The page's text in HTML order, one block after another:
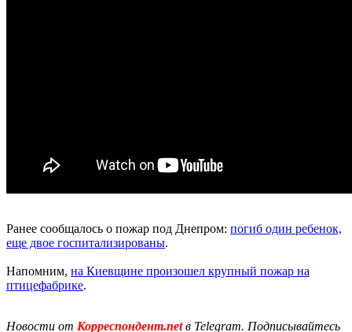
Ранее сообщалось о пожар под Днепром: погиб один ребенок,
еще двое госпитализированы.
Напомним, на Киевщине произошел крупный пожар на
птицефабрике.
Новости от Корреспондент.netв Telegram. Подписывайтесь